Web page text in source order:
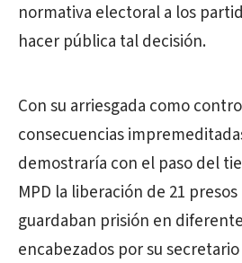
normativa electoral a los
hacer pública tal decisión.
Con su arriesgada como
consecuencias
demostraría con el paso del
MPD la liberación de 21
guardaban prisión en
encabezados por su